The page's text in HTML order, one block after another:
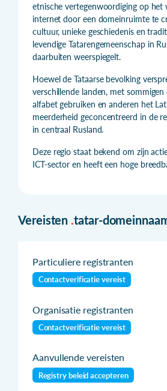
etnische vertegenwoordiging op het
internet door een domeinruimte te
cultuur, unieke geschiedenis en
levendige Tatarengemeenschap in
daarbuiten weerspiegelt.
Hoewel de Tataarse bevolking
verschillende landen, met
alfabet gebruiken en anderen het
meerderheid geconcentreerd in de
in centraal Rusland.
Deze regio staat bekend om zijn
ICT-sector en heeft een hoge
Vereisten .tatar-
Particuliere registranten
Contactverificatie vereist
Organisatie registranten
Contactverificatie vereist
Aanvullende vereisten
Registry beleid accepteren